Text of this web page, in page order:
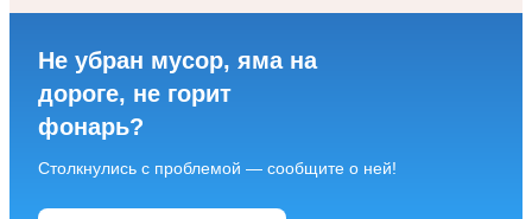
Не убран мусор, яма на
дороге, не горит
фонарь?
Столкнулись с проблемой — сообщите о ней!